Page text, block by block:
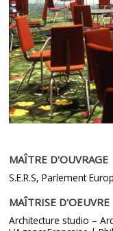
MAÎTRE D'OUVRAGE
S.E.R.S, Parlement
MAÎTRISE D'OEUVRE
Architecture studio –